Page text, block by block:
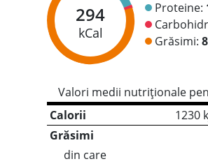
294
kCal
Proteine:
Grăsimi:
Valori medii nutriționale
Calorii
1230
Grăsimi
din care